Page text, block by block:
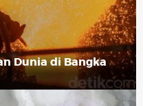
Dunia di Bangka